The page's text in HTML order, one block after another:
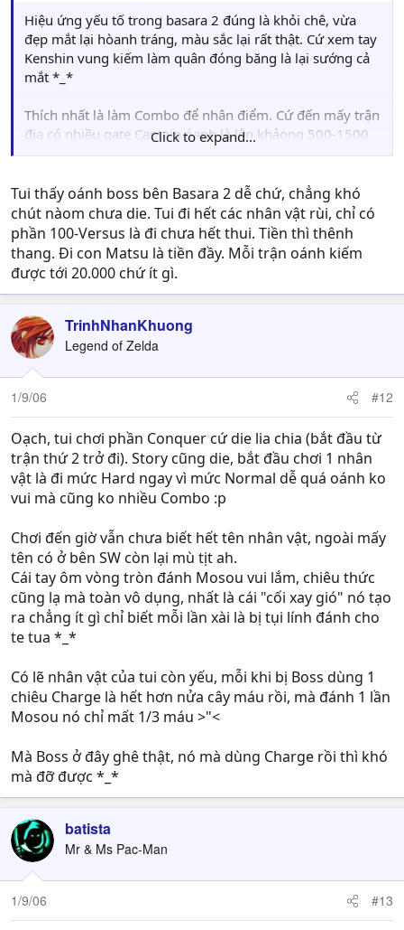
Hiệu ứng yếu tố trong basara 2 đúng là khỏi chê, vừa
đẹp mắt lại hòanh tráng, màu sắc lại rất thật. Cứ xem tay
Kenshin vung kiếm làm quân đóng băng là lại sướng cả
mắt *_*
Thích nhất là làm Combo để nhân điểm. Cứ đến mấy trận
địa có nhiều gate Captain óanh là lên khảong 500-1500
Combo ^_^
Nhưng đánh Boss khó ơi là khó, chơi suốt 1 dòng thật
hòanh tráng (chắc cũng gần nửa tiếng), đến lúc gặp Boss
chính là die -> 1 cảm giác Yomost >"<
Tính sơ sơ Bsara 2 có thể ngốn hết mấy tháng chơi mới
"phá băng" được, vì đi Story Mod lấy nhân vật (quá trời
từng đứa, lại phải đi Challenge 100 màn.... rùi còn Item,
luyện LV lên 100, lấy vũ khí, Item, săn tiền để nâng Max
chỉ số ..... kinh khủng *_*
Click to expand...
Tui thấy oánh boss bên Basara 2 dễ chứ, chẳng khó
chút nàom chưa die. Tui đi hết các nhân vật rùi, chỉ có
phần 100-Versus là đi chưa hết thui. Tiền thì thênh
thang. Đi con Matsu là tiền đầy. Mỗi trận oánh kiếm
được tới 20.000 chứ ít gì.
TrinhNhanKhuong
Legend of Zelda
1/9/06 #12
Oạch, tui chơi phần Conquer cứ die lia chia (bắt đầu từ
trận thứ 2 trở đi). Story cũng die, bắt đầu chơi 1 nhân
vật là đi mức Hard ngay vì mức Normal dễ quá oánh ko
vui mà cũng ko nhiều Combo :p
Chơi đến giờ vẫn chưa biết hết tên nhân vật, ngoài mấy
tên có ở bên SW còn lại mù tịt ah.
Cái tay ôm vòng tròn đánh Mosou vui lắm, chiêu thức
cũng lạ mà toàn vô dụng, nhất là cái "cối xay gió" nó tạo
ra chẳng ít gì chỉ biết mỗi lần xài là bị tụi lính đánh cho
te tua *_*
Có lẽ nhân vật của tui còn yếu, mỗi khi bị Boss dùng 1
chiêu Charge là hết hơn nửa cây máu rồi, mà đánh 1 lần
Mosou nó chỉ mất 1/3 máu >"<
Mà Boss ở đây ghê thật, nó mà dùng Charge rồi thì khó
mà đỡ được *_*
batista
Mr & Ms Pac-Man
1/9/06 #13